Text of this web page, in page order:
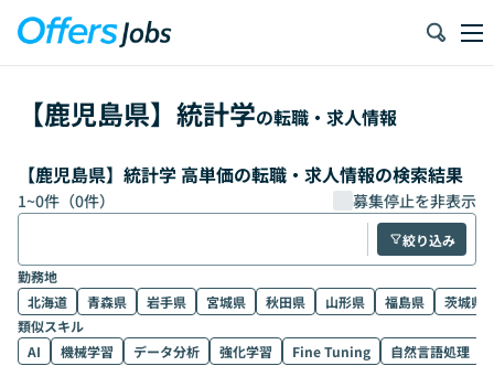
【鹿児島県】 統計学の転職・求人情報
【鹿児島県】統計学 高単価の転職・求人情報の検索結果
1~0件（0件） 募集停止を非表示
絞り込み
勤務地
北海道
青森県 岩手県 宮城県 秋田県 山形県 福島県
茨城県
類似スキル
AI
機械学習 データ分析 強化学習 Fine Tuning 自然言語処理